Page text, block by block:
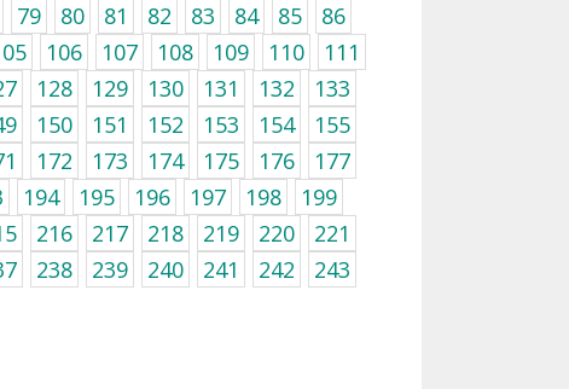
79 80 81 82 83 84 85
86
106 107 108 109 110
111
128 129 130 131 132
133
150 151 152 153 154
155
172 173 174 175 176
177
194 195 196 197 198
199
216 217 218 219 220
221
238 239 240 241 242
243